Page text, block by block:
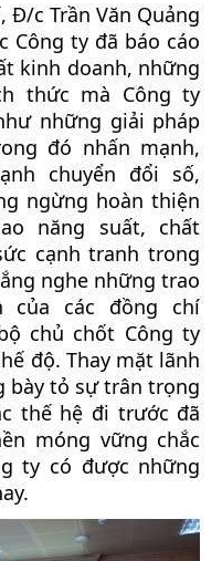
Đ/c Trần Văn Quảng
Công ty đã báo cáo
kinh doanh, những
thức mà Công ty
những giải pháp
đó nhấn mạnh,
chuyển đổi số,
ngừng hoàn thiện
năng suất, chất
cạnh tranh trong
nghe những trao
của các đồng chí
chủ chốt Công ty
độ. Thay mặt lãnh
bày tỏ sự trân trọng
thế hệ đi trước đã
móng vững chắc
ty có được những